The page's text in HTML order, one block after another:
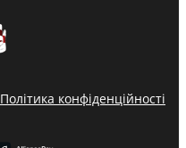
Політика конфіденційності